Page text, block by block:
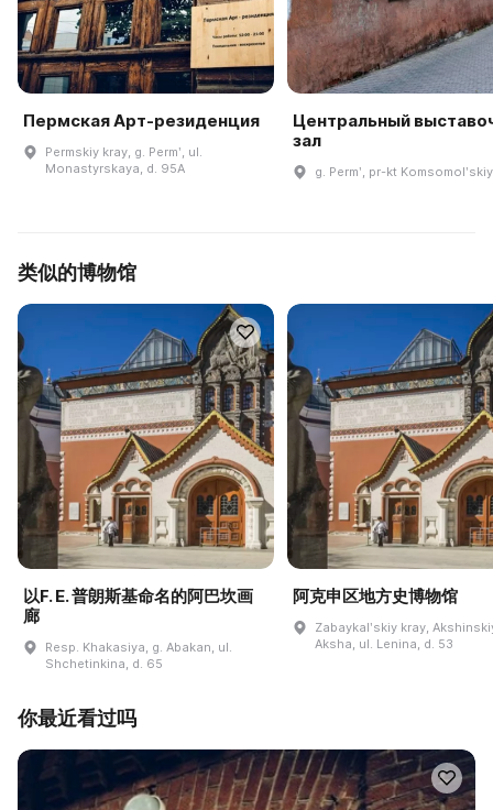
Пермская Арт-резиденция
Permskiy kray, g. Permʹ, ul.
Monastyrskaya, d. 95A
Центральный
зал
g. Permʹ, pr-kt
类似的博物馆
以F. E. 普朗斯基命名的阿巴坎画
廊
Resp. Khakasiya, g. Abakan, ul.
Shchetinkina, d. 65
阿克申区地方史博物馆
Zabaykalʹskiy kray,
Aksha, ul. Lenina, d. 53
你最近看过吗